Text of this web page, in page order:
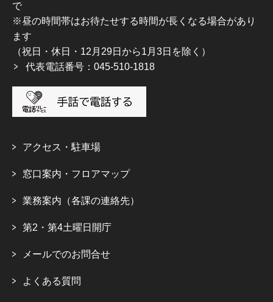
で
※昼の時間帯はお待たせする時間が長くなる場合があり
ます
（祝日・休日・12月29日から1月3日を除く）
代表電話番号：045-510-1818
アクセス・駐車場
窓口案内・フロアマップ
業務案内（各課の連絡先）
第2・第4土曜日開庁
メールでのお問合せ
よくある質問